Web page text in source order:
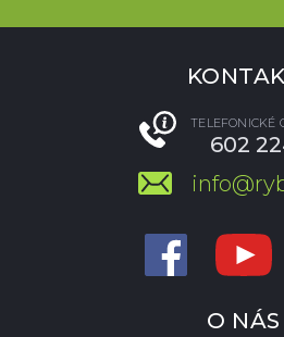
O NÁS
TELEFONICKÉ
602